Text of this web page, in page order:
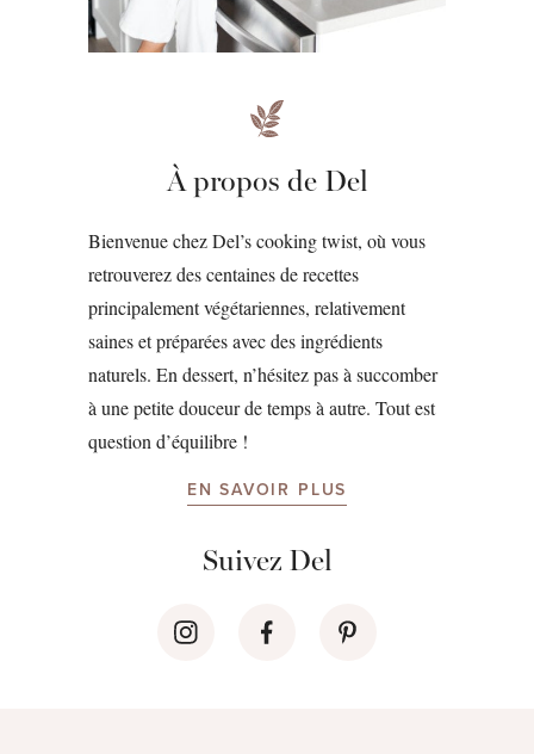
À propos de Del
Bienvenue chez Del’s cooking twist, où vous
retrouverez des centaines de recettes
principalement végétariennes, relativement
saines et préparées avec des ingrédients
naturels. En dessert, n’hésitez pas à succomber
à une petite douceur de temps à autre. Tout est
question d’équilibre !
EN SAVOIR PLUS
Suivez Del